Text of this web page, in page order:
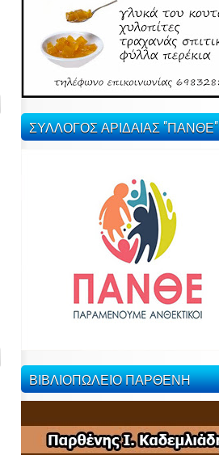
ΣΥΛΛΟΓΟΣ ΑΡΙΔΑΙΑΣ "ΠΑΝΘΕ"
ΒΙΒΛΙΟΠΩΛΕΙΟ ΠΑΡΘΕΝΗ